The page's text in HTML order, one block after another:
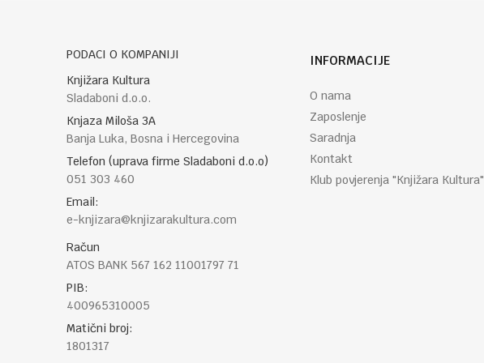
POŠALJI
PODACI O KOMPANIJI
Knjižara Kultura
Sladaboni d.o.o.
Knjaza Miloša 3A
Banja Luka, Bosna i Hercegovina
Telefon (uprava firme Sladaboni d.o.o)
051 303 460
Email:
e-knjizara@knjizarakultura.com
Račun
ATOS BANK 567 162 11001797 71
PIB:
400965310005
Matični broj:
1801317
INFORMACIJE
O nama
Zaposlenje
Saradnja
Kontakt
Klub povjerenja "Knjižara Kultura"